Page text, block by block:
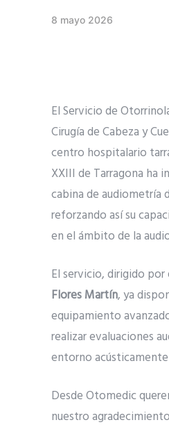
8 mayo 2026
El Servicio de
Cirugía de Cabeza y
centro hospitalario
XXIII de Tarragona ha
cabina de audiometría
reforzando así su
en el ámbito de la
El servicio, dirigido por
Flores Martín, ya
equipamiento
realizar evaluaciones
entorno
Desde Otomedic
nuestro